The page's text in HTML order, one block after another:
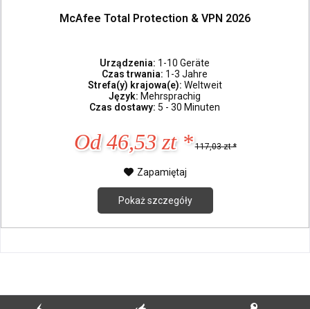
McAfee Total Protection & VPN 2026
Urządzenia: 1-10 Geräte
Czas trwania: 1-3 Jahre
Strefa(y) krajowa(e): Weltweit
Język: Mehrsprachig
Czas dostawy: 5 - 30 Minuten
Od 46,53 zt * 117,03 zt *
Zapamiętaj
Pokaż szczegóły